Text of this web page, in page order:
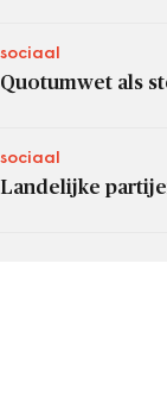
sociaal
Quotumwet als
sociaal
Landelijke